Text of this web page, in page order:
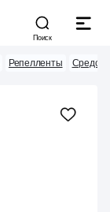
Поиск
Репелленты